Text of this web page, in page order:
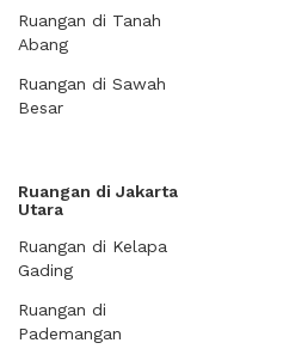
Ruangan di Tanah
Abang
Ruangan di Sawah
Besar
Ruangan di Jakarta
Utara
Ruangan di Kelapa
Gading
Ruangan di
Pademangan